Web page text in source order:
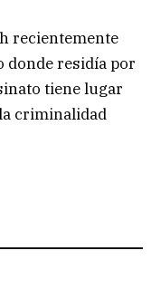
recientemente
donde residía por
tiene lugar
criminalidad